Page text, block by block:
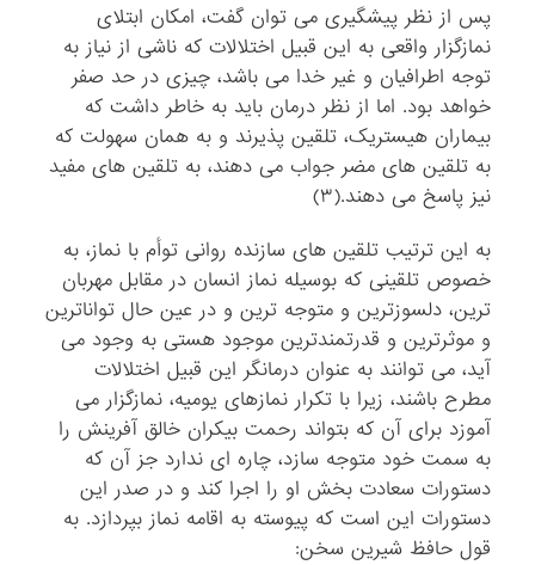
پس از نظر پیشگیری می توان گفت، امکان ابتلای
نمازگزار واقعی به این قبیل اختلالات که ناشی از نیاز به
توجه اطرافیان و غیر خدا می باشد، چیزی در حد صفر
خواهد بود. اما از نظر درمان باید به خاطر داشت که
بیماران هیستریک، تلقین پذیرند و به همان سهولت که
به تلقین های مضر جواب می دهند، به تلقین های مفید
نیز پاسخ می دهند.(۳)
به این ترتیب تلقین های سازنده روانی توأم با نماز، به
خصوص تلقینی که بوسیله نماز انسان در مقابل مهربان
ترین، دلسوزترین و متوجه ترین و در عین حال تواناترین
و موثرترین و قدرتمندترین موجود هستی به وجود می
آید، می توانند به عنوان درمانگر این قبیل اختلالات
مطرح باشند، زیرا با تکرار نمازهای یومیه، نمازگزار می
آموزد برای آن که بتواند رحمت بیکران خالق آفرینش را
به سمت خود متوجه سازد، چاره ای ندارد جز آن که
دستورات سعادت بخش او را اجرا کند و در صدر این
دستورات این است که پیوسته به اقامه نماز بپردازد. به
قول حافظ شیرین سخن: